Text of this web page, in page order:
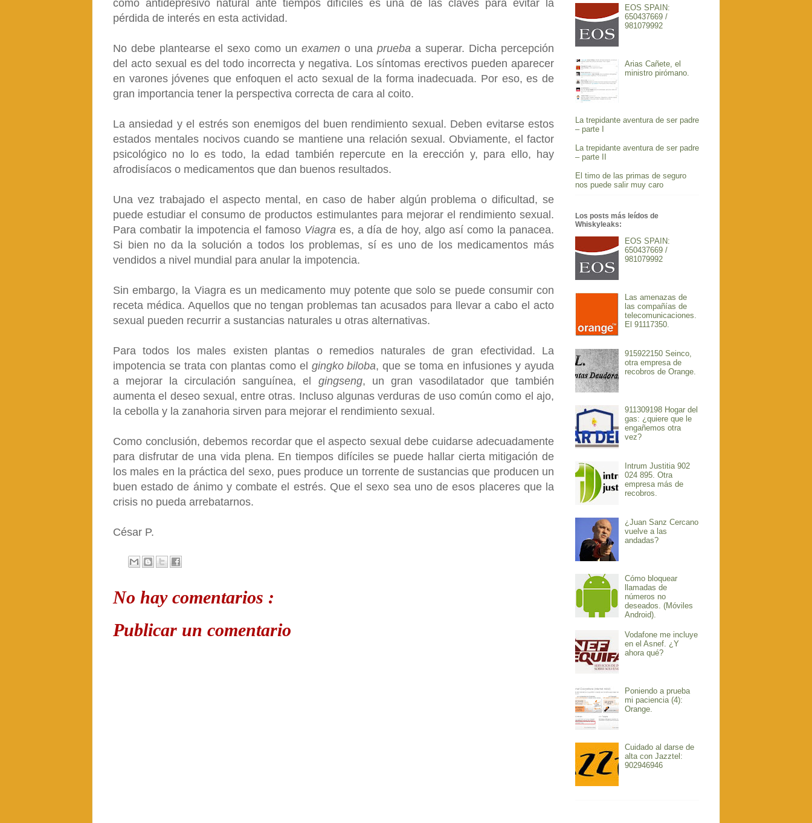
como antidepresivo natural ante tiempos difíciles es una de las claves para evitar la
pérdida de interés en esta actividad.
No debe plantearse el sexo como un examen o una prueba a superar. Dicha percepción
del acto sexual es del todo incorrecta y negativa. Los síntomas erectivos pueden aparecer
en varones jóvenes que enfoquen el acto sexual de la forma inadecuada. Por eso, es de
gran importancia tener la perspectiva correcta de cara al coito.
La ansiedad y el estrés son enemigos del buen rendimiento sexual. Deben evitarse estos
estados mentales nocivos cuando se mantiene una relación sexual. Obviamente, el factor
psicológico no lo es todo, la edad también repercute en la erección y, para ello, hay
afrodisíacos o medicamentos que dan buenos resultados.
Una vez trabajado el aspecto mental, en caso de haber algún problema o dificultad, se
puede estudiar el consumo de productos estimulantes para mejorar el rendimiento sexual.
Para combatir la impotencia el famosoViagraes, a día de hoy, algo así como la panacea.
Si bien no da la solución a todos los problemas, sí es uno de los medicamentos más
vendidos a nivel mundial para anular la impotencia.
Sin embargo, la Viagra es un medicamento muy potente que solo se puede consumir con
receta médica. Aquellos que no tengan problemas tan acusados para llevar a cabo el acto
sexual pueden recurrir a sustancias naturales u otras alternativas.
Para todos los males existen plantas o remedios naturales de gran efectividad. La
impotencia se trata con plantas como el gingko biloba, que se toma en infusiones y ayuda
a mejorar la circulación sanguínea, el gingseng, un gran vasodilatador que también
aumenta el deseo sexual, entre otras. Incluso algunas verduras de uso común como el ajo,
la cebolla y la zanahoria sirven para mejorar el rendimiento sexual.
Como conclusión, debemos recordar que el aspecto sexual debe cuidarse adecuadamente
para disfrutar de una vida plena. En tiempos difíciles se puede hallar cierta mitigación de
los males en la práctica del sexo, pues produce un torrente de sustancias que producen un
buen estado de ánimo y combate el estrés. Que el sexo sea uno de esos placeres que la
crisis no pueda arrebatarnos.
César P.
No hay comentarios :
Publicar un comentario
EOS SPAIN:
650437669 /
981079992
Arias Cañete, el
ministro pirómano.
La trepidante aventura de ser padre
– parte I
La trepidante aventura de ser padre
– parte II
El timo de las primas de seguro
nos puede salir muy caro
Los posts más leídos de
Whiskyleaks:
EOS SPAIN:
650437669 /
981079992
Las amenazas de
las compañías de
telecomunicaciones.
El 91117350.
915922150 Seinco,
otra empresa de
recobros de Orange.
911309198 Hogar del
gas: ¿quiere que le
engañemos otra
vez?
Intrum Justitia 902
024 895. Otra
empresa más de
recobros.
¿Juan Sanz Cercano
vuelve a las
andadas?
Cómo bloquear
llamadas de
números no
deseados. (Móviles
Android).
Vodafone me incluye
en el Asnef. ¿Y
ahora qué?
Poniendo a prueba
mi paciencia (4):
Orange.
Cuidado al darse de
alta con Jazztel:
902946946